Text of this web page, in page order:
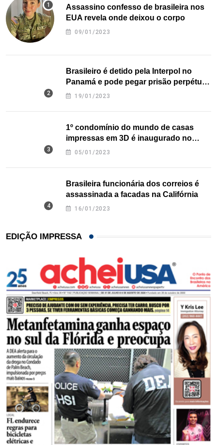
Assassino confesso de brasileira nos
EUA revela onde deixou o corpo
09/01/2023
Brasileiro é detido pela Interpol no
Panamá e pode pegar prisão perpétua
nos EUA
19/01/2023
1º condomínio do mundo de casas
impressas em 3D é inaugurado no
Texas
05/01/2023
Brasileira funcionária dos correios é
assassinada a facadas na Califórnia
16/01/2023
EDIÇÃO IMPRESSA